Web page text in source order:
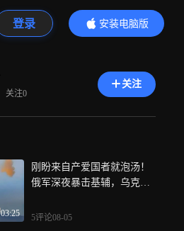
登录
安装电脑版
内容更精彩
关注0
关注
03:25
刚盼来自产爱国者就泡汤！
俄军深夜暴击基辅，乌克兰
5评论08-05